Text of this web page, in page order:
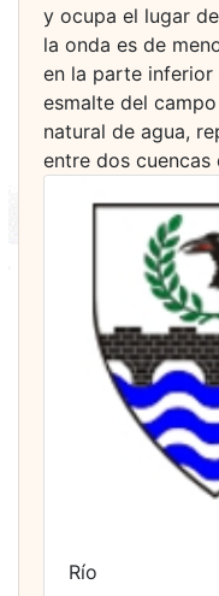
y ocupa el lugar
la onda es de
en la parte inferior
esmalte del
natural de agua,
entre dos cuencas
Río